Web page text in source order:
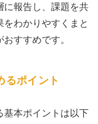
に報告し、課題を共
わかりやすくまと
すすめです。
るポイント
基本ポイントは以下